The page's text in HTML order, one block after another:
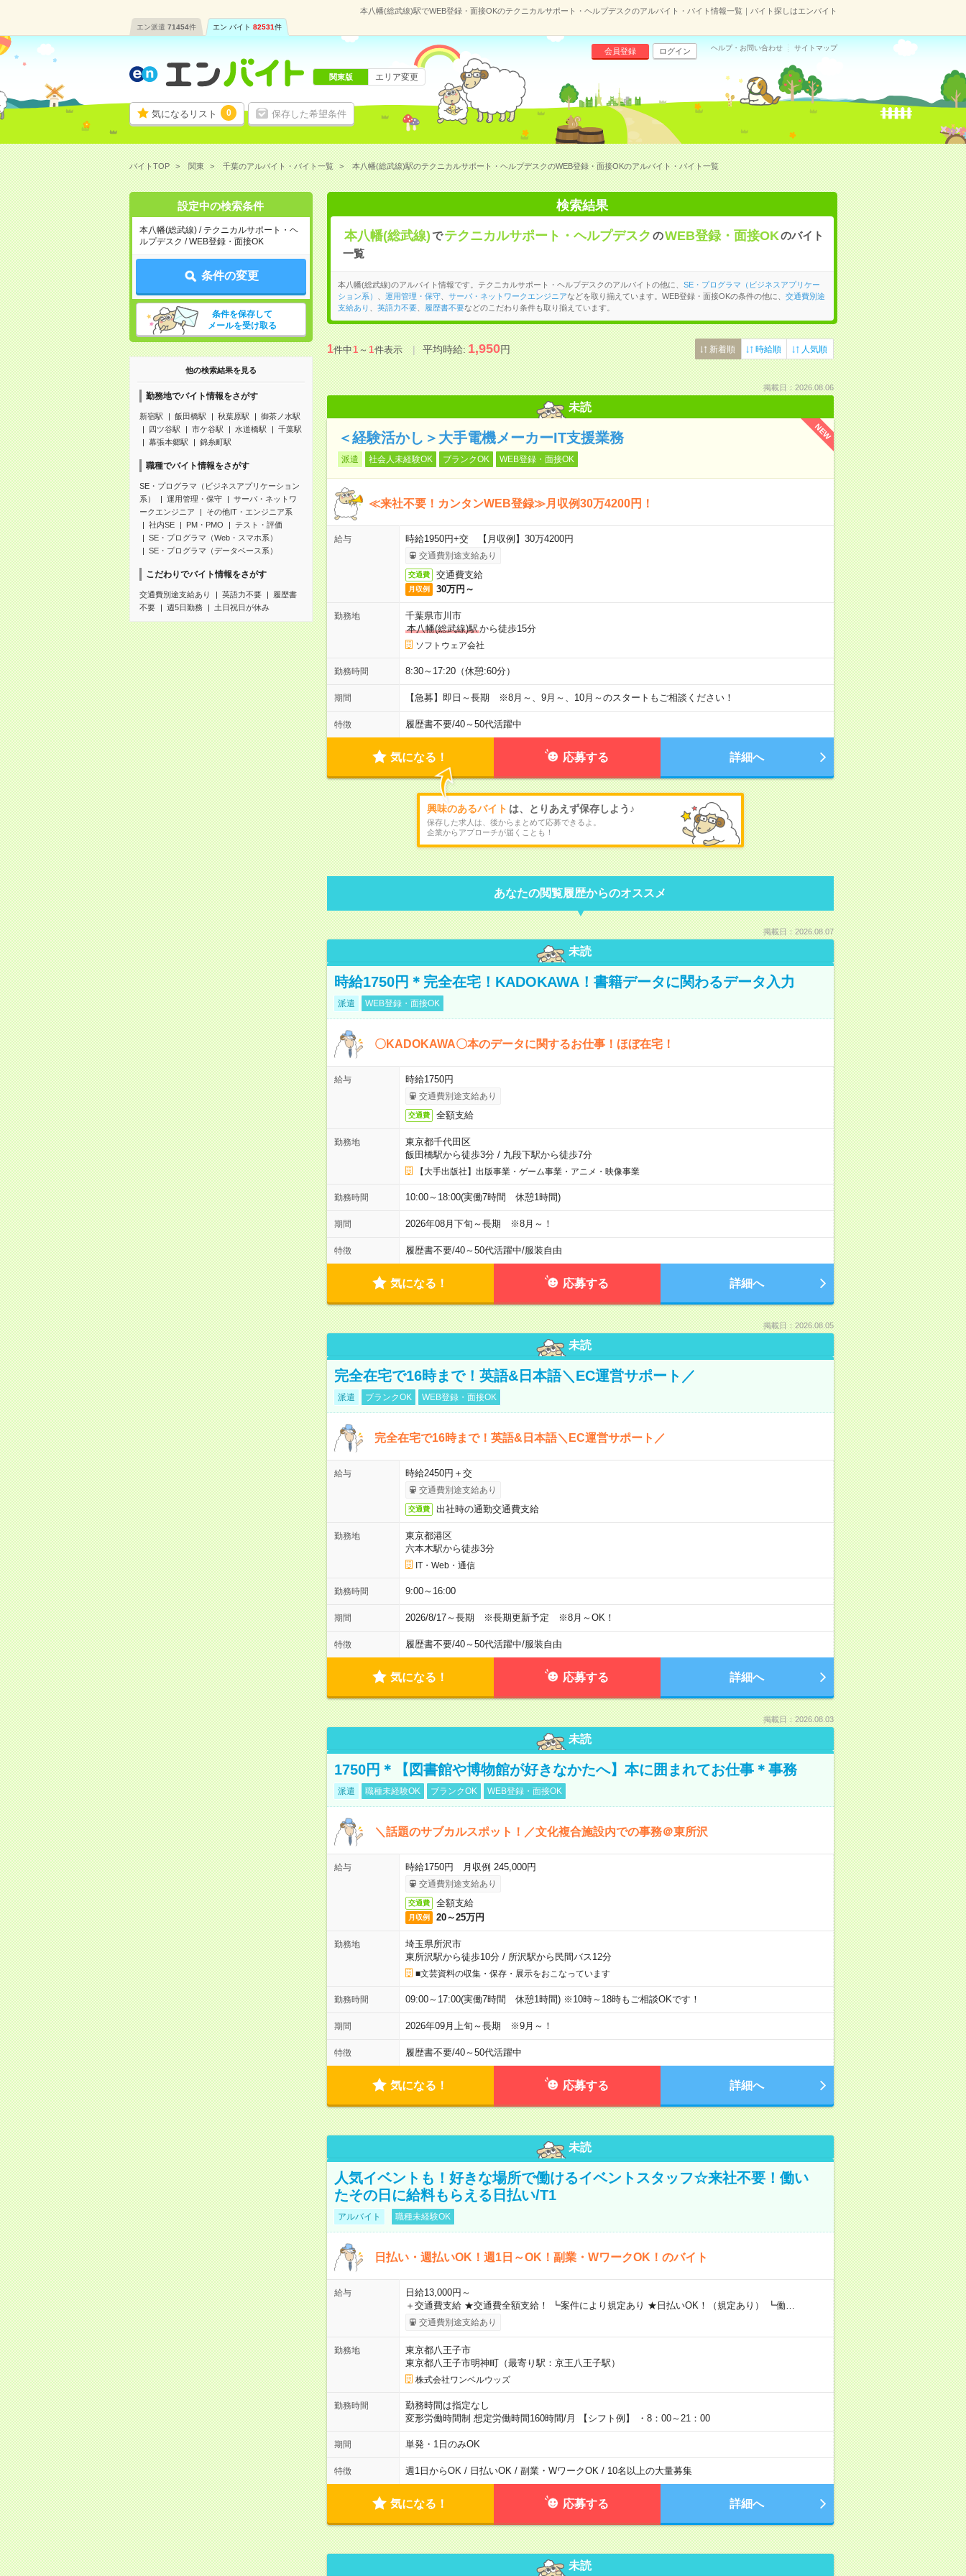
本八幡(総武線)駅でWEB登録・面接OKのテクニカルサポート・ヘルプデスクのアルバイト・バイト情報一覧｜バイト探しはエンバイト
エン派遣 71454件 エン バイト 82531件
気になるリスト 0 保存した希望条件
会員登録 ログイン ヘルプ・お問い合わせ サイトマップ
関東版 エリア変更
バイトTOP 関東 千葉のアルバイト・バイト一覧 本八幡(総武線)駅のテクニカルサポート・ヘルプデスクのWEB登録・面接OKのアルバイト・バイト一覧
設定中の検索条件
本八幡(総武線) / テクニカルサポート・ヘ
ルプデスク / WEB登録・面接OK
条件の変更
条件を保存して
メールを受け取る
他の検索結果を見る
勤務地でバイト情報をさがす
新宿駅 飯田橋駅 秋葉原駅
御茶ノ水駅
四ツ谷駅
市ケ谷駅 水道橋駅
千葉駅
幕張本郷駅
錦糸町駅
職種でバイト情報をさがす
SE・プログラマ（ビジネスアプリケーション
系）
運用管理・保守
サーバ・ネットワ
ークエンジニア
その他IT・エンジニア系
社内SE
PM・PMO
テスト・評価
SE・プログラマ（Web・スマホ系）
SE・プログラマ（データベース系）
こだわりでバイト情報をさがす
交通費別途支給あり 英語力不要
履歴書
不要
週5日勤務 土日祝日が休み
検索結果
本八幡(総武線)で テクニカルサポート・ヘルプデスク のWEB登録・面接OKのバイト
一覧
本八幡(総武線)のアルバイト情報です。テクニカルサポート・ヘルプデスクのアルバイトの他に、 SE・プログラマ（ビジネスアプリケー
ション系）
運用管理・保守、 サーバ・ネットワークエンジニアなどを取り揃えています。WEB登録・面接OKの条件の他に、 交通費別途
支給あり
英語力不要、 履歴書不要などのこだわり条件も取り揃えています。
1件中1～1件表示 平均時給:1,950円 新着順 時給順 人気順
掲載日：2026.08.06
未読
NEW
＜経験活かし＞大手電機メーカーIT支援業務
派遣 社会人未経験OK ブランクOK WEB登録・面接OK
≪来社不要！カンタンWEB登録≫月収例30万4200円！
給与 時給1950円+交 【月収例】30万4200円
交通費別途支給あり
交通費 交通費支給
月収例 30万円～
勤務地
千葉県市川市
本八幡(総武線)駅から徒歩15分
ソフトウェア会社
勤務時間 8:30～17:20（休憩:60分）
期間 【急募】即日～長期 ※8月～、9月～、10月～のスタートもご相談ください！
特徴 履歴書不要/40～50代活躍中
気になる！ 応募する 詳細へ
興味のあるバイト は、とりあえず保存しよう♪
保存した求人は、後からまとめて応募できるよ。
企業からアプローチが届くことも！
あなたの閲覧履歴からのオススメ
掲載日：2026.08.07
未読
時給1750円＊完全在宅！KADOKAWA！書籍データに関わるデータ入力
派遣 WEB登録・面接OK
〇KADOKAWA〇本のデータに関するお仕事！ほぼ在宅！
給与 時給1750円
交通費別途支給あり
交通費 全額支給
勤務地
東京都千代田区
飯田橋駅から徒歩3分/ 九段下駅から徒歩7分
【大手出版社】出版事業・ゲーム事業・アニメ・映像事業
勤務時間 10:00～18:00(実働7時間 休憩1時間)
期間 2026年08月下旬～長期 ※8月～！
特徴 履歴書不要/40～50代活躍中/服装自由
気になる！ 応募する 詳細へ
掲載日：2026.08.05
未読
完全在宅で16時まで！英語&日本語＼EC運営サポート／
派遣 ブランクOK WEB登録・面接OK
完全在宅で16時まで！英語&日本語＼EC運営サポート／
給与 時給2450円＋交
交通費別途支給あり
交通費 出社時の通勤交通費支給
勤務地
東京都港区
六本木駅から徒歩3分
IT・Web・通信
勤務時間 9:00～16:00
期間 2026/8/17～長期 ※長期更新予定 ※8月～OK！
特徴 履歴書不要/40～50代活躍中/服装自由
気になる！ 応募する 詳細へ
掲載日：2026.08.03
未読
1750円＊【図書館や博物館が好きなかたへ】本に囲まれてお仕事＊事務
派遣 職種未経験OK ブランクOK WEB登録・面接OK
＼話題のサブカルスポット！／文化複合施設内での事務＠東所沢
給与 時給1750円 月収例 245,000円
交通費別途支給あり
交通費 全額支給
月収例 20～25万円
勤務地
埼玉県所沢市
東所沢駅から徒歩10分/ 所沢駅から民間バス12分
■文芸資料の収集・保存・展示をおこなっています
勤務時間 09:00～17:00(実働7時間 休憩1時間) ※10時～18時もご相談OKです！
期間 2026年09月上旬～長期 ※9月～！
特徴 履歴書不要/40～50代活躍中
気になる！ 応募する 詳細へ
未読
人気イベントも！好きな場所で働けるイベントスタッフ☆来社不要！働い
たその日に給料もらえる日払い/T1
アルバイト 職種未経験OK
日払い・週払いOK！週1日～OK！副業・WワークOK！のバイト
給与
日給13,000円～
＋交通費支給 ★交通費全額支給！ ┗案件により規定あり ★日払いOK！（規定あり） ┗働…
交通費別途支給あり
勤務地
東京都八王子市
東京都八王子市明神町（最寄り駅：京王八王子駅）
株式会社ワンベルウッズ
勤務時間
勤務時間は指定なし
変形労働時間制 想定労働時間160時間/月 【シフト例】 ・8：00～21：00
期間 単発・1日のみOK
特徴 週1日からOK / 日払いOK / 副業・WワークOK / 10名以上の大量募集
気になる！ 応募する 詳細へ
未読